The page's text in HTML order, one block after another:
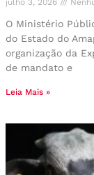
julho 3, 2026
O Ministério
do Estado do
organização da
de mandato e
Leia Mais »